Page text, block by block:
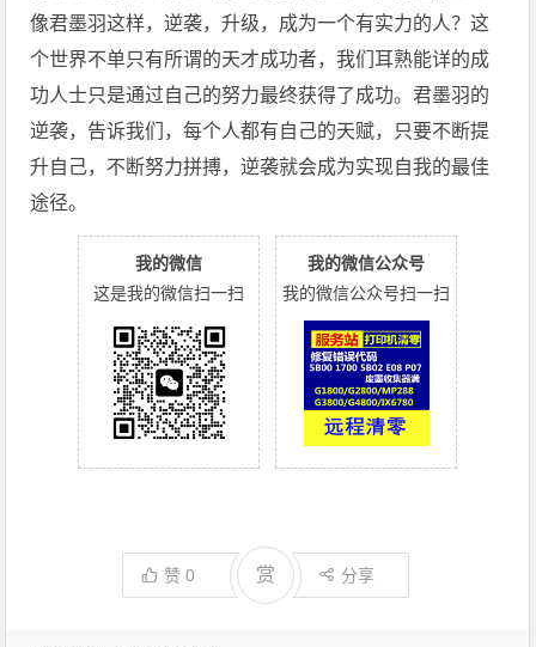
像君墨羽这样，逆袭，升级，成为一个有实力的人？这
个世界不单只有所谓的天才成功者，我们耳熟能详的成
功人士只是通过自己的努力最终获得了成功。君墨羽的
逆袭，告诉我们，每个人都有自己的天赋，只要不断提
升自己，不断努力拼搏，逆袭就会成为实现自我的最佳
途径。
我的微信
这是我的微信扫一扫
我的微信公众号
我的微信公众号扫一扫
赞0 赏 分享